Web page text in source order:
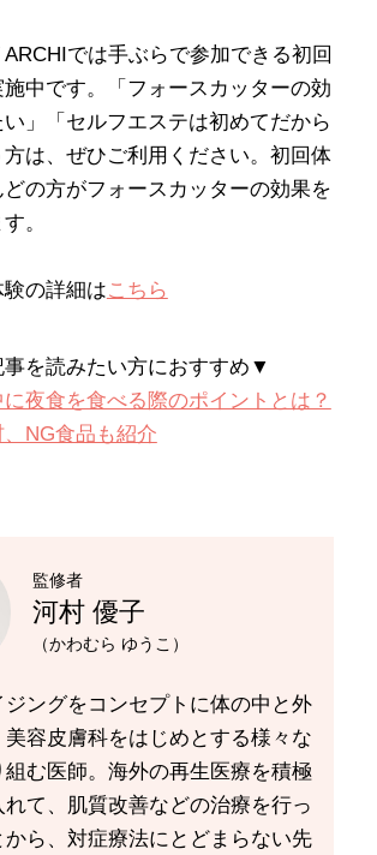
では手ぶらで参加できる初回
中です。「フォースカッターの効
」「セルフエステは初めてだから
は、ぜひご利用ください。初回体
の方がフォースカッターの効果を
。
の詳細はこちら
を読みたい方におすすめ▼
夜食を食べる際のポイントとは？
NG食品も紹介
監修者
河村 優子
（かわむら ゆうこ）
ジングをコンセプトに体の中と外
美容皮膚科をはじめとする様々な
組む医師。海外の再生医療を積極
れて、肌質改善などの治療を行っ
から、対症療法にとどまらない先